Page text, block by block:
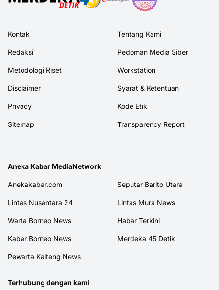
Kontak Tentang Kami
Redaksi Pedoman Media Siber
Metodologi Riset Workstation
Disclaimer Syarat & Ketentuan
Privacy Kode Etik
Sitemap Transparency Report
Aneka Kabar MediaNetwork
Anekakabar.com Seputar Barito Utara
Lintas Nusantara 24 Lintas Mura News
Warta Borneo News Habar Terkini
Kabar Borneo News Merdeka 45 Detik
Pewarta Kalteng News
Terhubung dengan kami